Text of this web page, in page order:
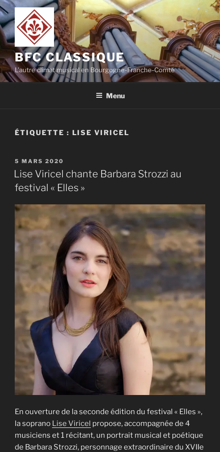
Aller
au
contenu
principal
BFC CLASSIQUE
L'autre climat musical en Bourgogne-Franche-Comté
Menu
ÉTIQUETTE : LISE VIRICEL
PUBLIÉ
LE
5 MARS 2020
Lise Viricel chante Barbara Strozzi au
festival « Elles »
En ouverture de la seconde édition du festival « Elles »,
la soprano Lise Viricel propose, accompagnée de 4
musiciens et 1 récitant, un portrait musical et poétique
de Barbara Strozzi, personnage extraordinaire du XVIIe